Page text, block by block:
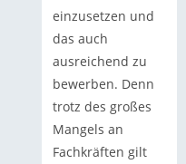
einzusetzen und
das auch
ausreichend zu
bewerben. Denn
trotz des großes
Mangels an
Fachkräften gilt